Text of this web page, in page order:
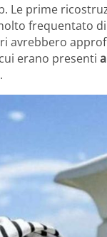
Le prime
frequentato
avrebbero
erano presenti